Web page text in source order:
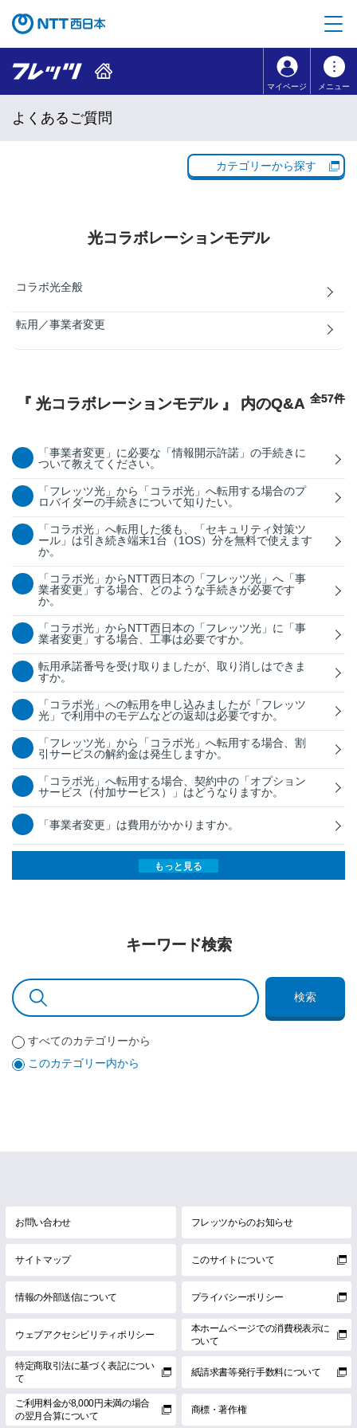
コンテンツのリンクナビゲーションへ移動
マイページ メニュー
よくあるご質問
カテゴリーから探す
光コラボレーションモデル
コラボ光全般
転用／事業者変更
『 光コラボレーションモデル 』 内のQ&A 全57件
「事業者変更」に必要な「情報開示許諾」の手続きに
ついて教えてください。
「フレッツ光」から「コラボ光」へ転用する場合のプ
ロバイダーの手続きについて知りたい。
「コラボ光」へ転用した後も、「セキュリティ対策ツ
ール」は引き続き端末1台（1OS）分を無料で使えます
か。
「コラボ光」からNTT西日本の「フレッツ光」へ「事
業者変更」する場合、どのような手続きが必要です
か。
「コラボ光」からNTT西日本の「フレッツ光」に「事
業者変更」する場合、工事は必要ですか。
転用承諾番号を受け取りましたが、取り消しはできま
すか。
「コラボ光」への転用を申し込みましたが「フレッツ
光」で利用中のモデムなどの返却は必要ですか。
「フレッツ光」から「コラボ光」へ転用する場合、割
引サービスの解約金は発生しますか。
「コラボ光」へ転用する場合、契約中の「オプション
サービス（付加サービス）」はどうなりますか。
「事業者変更」は費用がかかりますか。
もっと見る
キーワード検索
検索
すべてのカテゴリーから
このカテゴリー内から
お問い合わせ フレッツからのお知らせ
サイトマップ このサイトについて
情報の外部送信について プライバシーポリシー
ウェブアクセシビリティポリシー
本ホームページでの消費税表示に
ついて
特定商取引法に基づく表記につい
て
紙請求書等発行手数料について
ご利用料金が8,000円未満の場合
の翌月合算について
商標・著作権